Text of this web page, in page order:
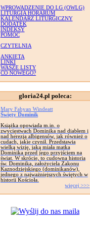
WPROWADZENIE DO LG (OWLG)
LITURGIA HORARUM
KALENDARZ LITURGICZNY
DODATEK
INDEKSY
POMOC
CZYTELNIA
ANKIETA
LINKI
WASZE LISTY
CO NOWEGO?
gloria24.pl poleca:
Mary Fabyan Windeatt
Święty Dominik
Książka opowiada m.in. o
zwycięstwach Dominika nad diabłem i
nad herezją albigensów, jak również o
cudach, jakie czynił. Przedstawia
wielką wizję, jaką miała matka
Dominika przed jego przyjściem na
świat. W skrócie, to cudowna historia
św. Dominika, założyciela Zakonu
Kaznodziejskiego (dominikanów),
jednego z najważniejszych świętych w
historii Kościoła.
więcej >>>